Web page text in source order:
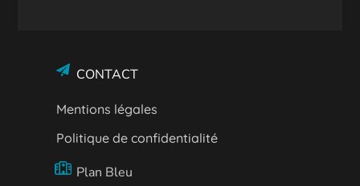
CONTACT
Mentions légales
Politique de confidentialité
Plan Bleu